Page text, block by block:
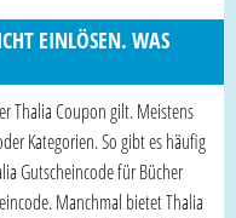
EINLÖSEN. WAS
Thalia Coupon gilt. Meistens
Kategorien. So gibt es häufig
Gutscheincode für Bücher
Manchmal bietet Thalia